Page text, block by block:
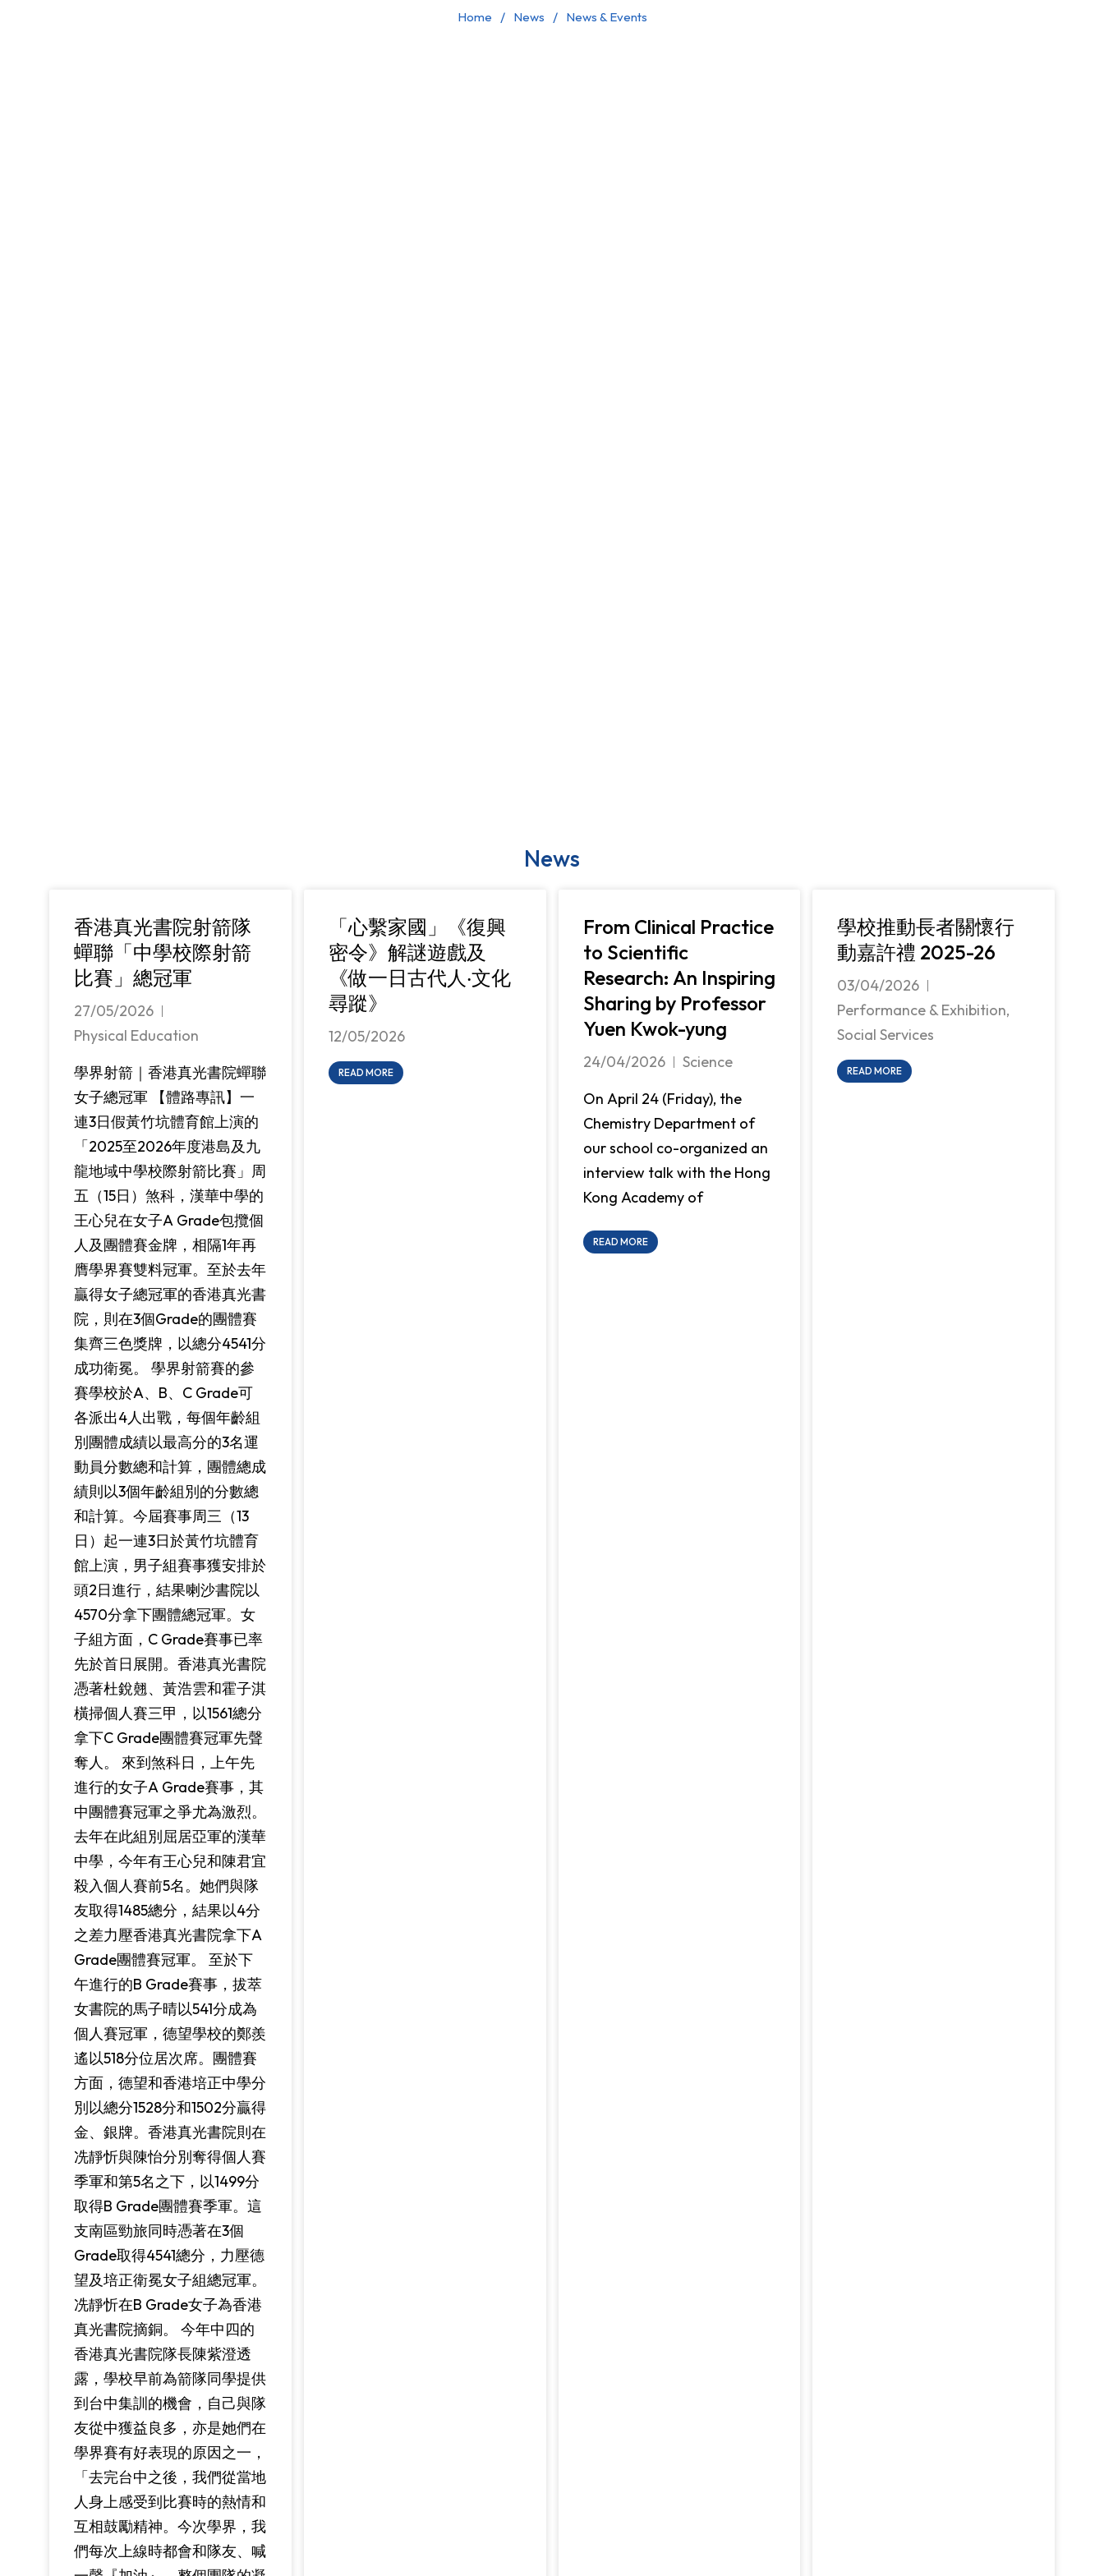
Home News News & Events
News
香港真光書院射箭隊
蟬聯「中學校際射箭
比賽」總冠軍
27/05/2026
Physical Education
學界射箭｜香港真光書院蟬聯
女子總冠軍 【體路專訊】一
連3日假黃竹坑體育館上演的
「2025至2026年度港島及九
龍地域中學校際射箭比賽」周
五（15日）煞科，漢華中學的
王心兒在女子A Grade包攬個
人及團體賽金牌，相隔1年再
膺學界賽雙料冠軍。至於去年
贏得女子總冠軍的香港真光書
院，則在3個Grade的團體賽
集齊三色獎牌，以總分4541分
成功衛冕。 學界射箭賽的參
賽學校於A、B、C Grade可
各派出4人出戰，每個年齡組
別團體成績以最高分的3名運
動員分數總和計算，團體總成
績則以3個年齡組別的分數總
和計算。今屆賽事周三（13
日）起一連3日於黃竹坑體育
館上演，男子組賽事獲安排於
頭2日進行，結果喇沙書院以
4570分拿下團體總冠軍。女
子組方面，C Grade賽事已率
先於首日展開。香港真光書院
憑著杜銳翹、黃浩雲和霍子淇
橫掃個人賽三甲，以1561總分
拿下C Grade團體賽冠軍先聲
奪人。 來到煞科日，上午先
進行的女子A Grade賽事，其
中團體賽冠軍之爭尤為激烈。
去年在此組別屈居亞軍的漢華
中學，今年有王心兒和陳君宜
殺入個人賽前5名。她們與隊
友取得1485總分，結果以4分
之差力壓香港真光書院拿下A
Grade團體賽冠軍。 至於下
午進行的B Grade賽事，拔萃
女書院的馬子晴以541分成為
個人賽冠軍，德望學校的鄭羨
遙以518分位居次席。團體賽
方面，德望和香港培正中學分
別以總分1528分和1502分贏得
金、銀牌。香港真光書院則在
冼靜忻與陳怡分別奪得個人賽
季軍和第5名之下，以1499分
取得B Grade團體賽季軍。這
支南區勁旅同時憑著在3個
Grade取得4541總分，力壓德
望及培正衛冕女子組總冠軍。
冼靜忻在B Grade女子為香港
真光書院摘銅。 今年中四的
香港真光書院隊長陳紫澄透
露，學校早前為箭隊同學提供
到台中集訓的機會，自己與隊
友從中獲益良多，亦是她們在
學界賽有好表現的原因之一，
「去完台中之後，我們從當地
人身上感受到比賽時的熱情和
互相鼓勵精神。今次學界，我
們每次上線時都會和隊友、喊
「心繫家國」《復興
密令》解謎遊戲及
《做一日古代人‧文化
尋蹤》
12/05/2026
READ MORE
From Clinical Practice
to Scientific
Research: An Inspiring
Sharing by Professor
Yuen Kwok-yung
24/04/2026
Science
On April 24 (Friday), the
Chemistry Department of
our school co-organized an
interview talk with the Hong
Kong Academy of
READ MORE
學校推動長者關懷行
動嘉許禮 2025-26
03/04/2026
Performance & Exhibition,
Social Services
READ MORE